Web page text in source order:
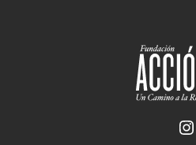
Instagram